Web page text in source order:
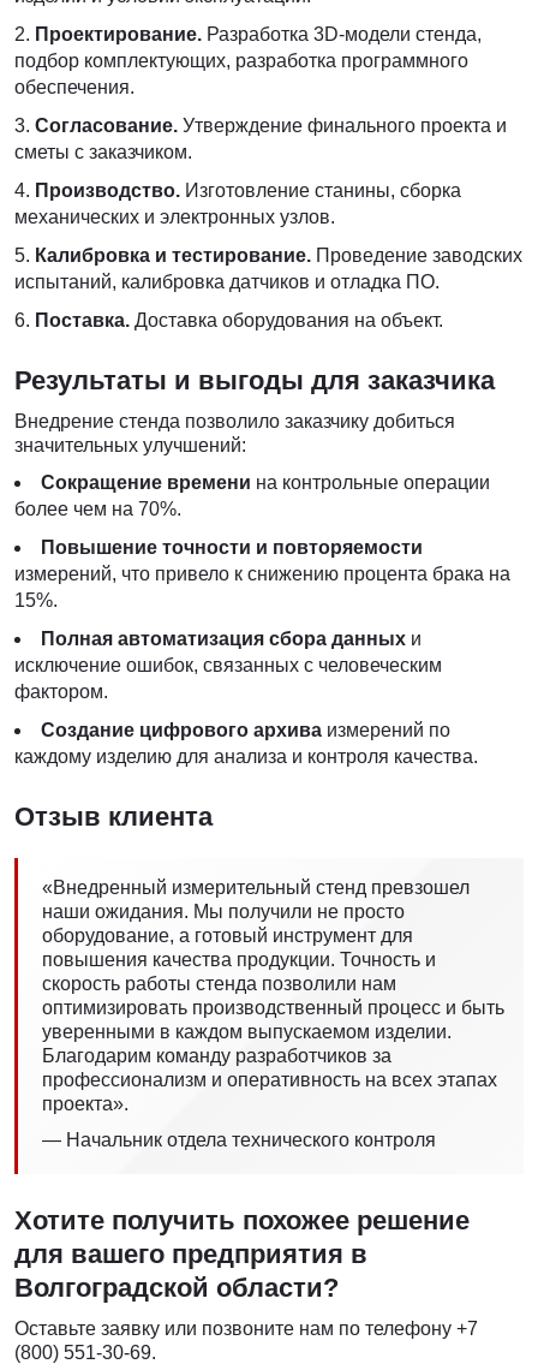
Проектирование. Разработка 3D-модели стенда,
подбор комплектующих, разработка программного
обеспечения.
Согласование. Утверждение финального проекта и
сметы с заказчиком.
Производство. Изготовление станины, сборка
механических и электронных узлов.
Калибровка и тестирование. Проведение заводских
испытаний, калибровка датчиков и отладка ПО.
Поставка. Доставка оборудования на объект.
Результаты и выгоды для заказчика
Внедрение стенда позволило заказчику добиться
значительных улучшений:
Сокращение времени на контрольные операции
более чем на 70%.
Повышение точности и повторяемости
измерений, что привело к снижению процента брака на
15%.
Полная автоматизация сбора данных и
исключение ошибок, связанных с человеческим
фактором.
Создание цифрового архива измерений по
каждому изделию для анализа и контроля качества.
Отзыв клиента
«Внедренный измерительный стенд превзошел
наши ожидания. Мы получили не просто
оборудование, а готовый инструмент для
повышения качества продукции. Точность и
скорость работы стенда позволили нам
оптимизировать производственный процесс и быть
уверенными в каждом выпускаемом изделии.
Благодарим команду разработчиков за
профессионализм и оперативность на всех этапах
проекта».
— Начальник отдела технического контроля
Хотите получить похожее решение
для вашего предприятия в
Волгоградской области?
Оставьте заявку или позвоните нам по телефону +7
(800) 551-30-69.